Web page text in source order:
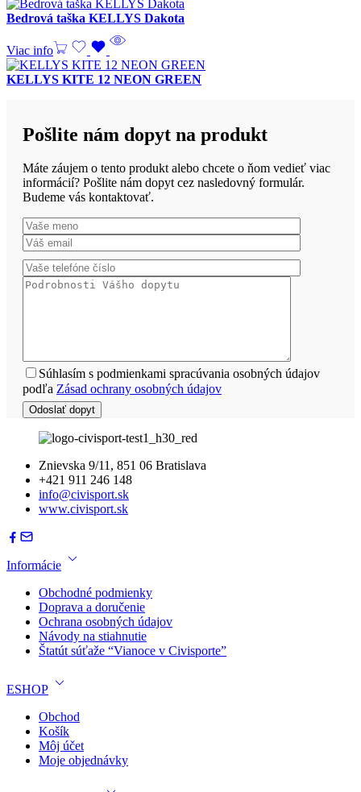
Bedrová taška KELLYS Dakota
Viac info
KELLYS KITE 12 NEON GREEN
Pošlite nám dopyt na produkt
Máte záujem o tento produkt alebo chcete o ňom vedieť viac
informácií? Pošlite nám dopyt cez nasledovný formulár.
Budeme vás kontaktovať.
Súhlasím s podmienkami spracúvania osobných údajov
podľa Zásad ochrany osobných údajov
Znievska 9/11, 851 06 Bratislava
+421 911 246 148
info@civisport.sk
www.civisport.sk
Informácie
Obchodné podmienky
Doprava a doručenie
Ochrana osobných údajov
Návody na stiahnutie
Štatút súťaže “Vianoce v Civisporte”
ESHOP
Obchod
Košík
Môj účet
Moje objednávky